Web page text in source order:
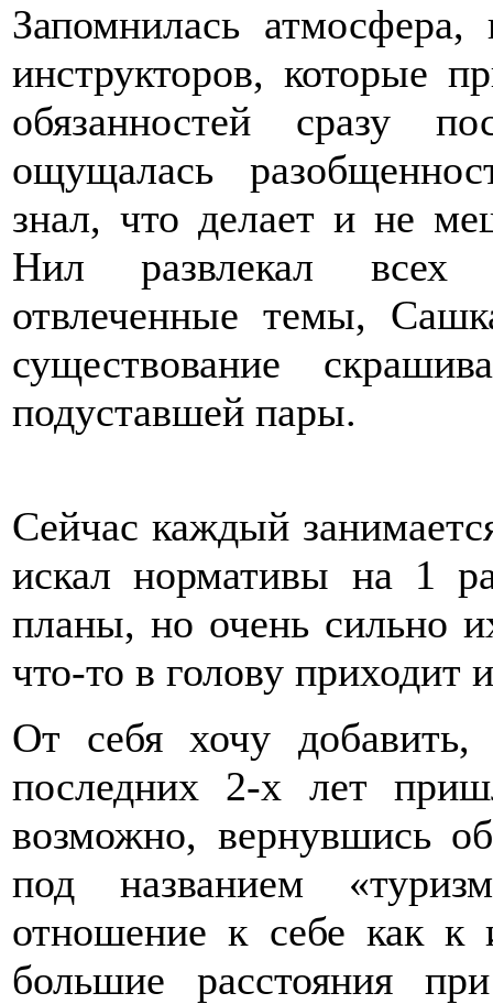
Запомнилась
инструкторов, которые
обязанностей сразу
ощущалась
знал, что делает и не
Нил развлекал всех
отвлеченные темы,
существование
подуставшей пары.
Сейчас каждый
искал нормативы на 1
планы, но очень сильно
что-то в голову приходит
От себя хочу добавить,
последних 2-х лет
возможно, вернувшись
под названием
отношение к себе как к
большие расстояния